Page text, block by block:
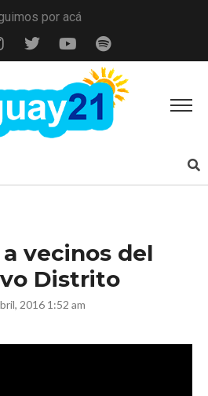
por acá
vecinos del
Distrito
2016 1:52 am